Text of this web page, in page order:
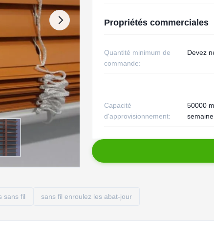
Propriétés commerciales
Quantité minimum de
commande:
Devez
Capacité
d'approvisionnement:
50000
semaine
sans fil sans fil enroulez les abat-jour